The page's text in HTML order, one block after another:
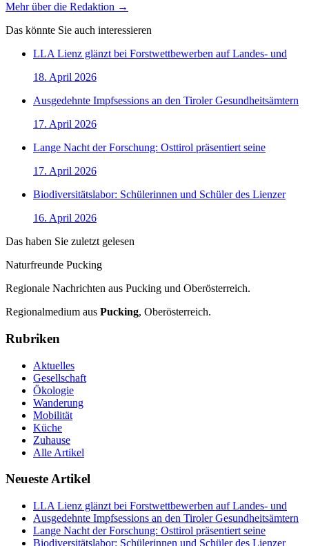
Mehr über die Redaktion →
Das könnte Sie auch interessieren
LLA Lienz glänzt bei Forstwettbewerben auf Landes- und
18. April 2026
Ausgedehnte Impfsessions an den Tiroler Gesundheitsämtern
17. April 2026
Lange Nacht der Forschung: Osttirol präsentiert seine
17. April 2026
Biodiversitätslabor: Schülerinnen und Schüler des Lienzer
16. April 2026
Das haben Sie zuletzt gelesen
Naturfreunde Pucking
Regionale Nachrichten aus Pucking und Oberösterreich.
Regionalmedium aus Pucking, Oberösterreich.
Rubriken
Aktuelles
Gesellschaft
Ökologie
Wanderung
Mobilität
Küche
Zuhause
Alle Artikel
Neueste Artikel
LLA Lienz glänzt bei Forstwettbewerben auf Landes- und
Ausgedehnte Impfsessions an den Tiroler Gesundheitsämtern
Lange Nacht der Forschung: Osttirol präsentiert seine
Biodiversitätslabor: Schülerinnen und Schüler des Lienzer